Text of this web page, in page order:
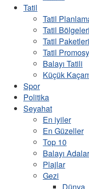
Tatil
Tatil
Tatil Bölgeleri
Tatil Paketleri
Tatil
Balayı Tatili
Küçük
Spor
Politika
Seyahat
En iyiler
En Güzeller
Top 10
Balayı
Plajlar
Gezi